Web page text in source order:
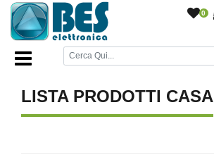
0
Home Page/CASA
LISTA PRODOTTI CASA